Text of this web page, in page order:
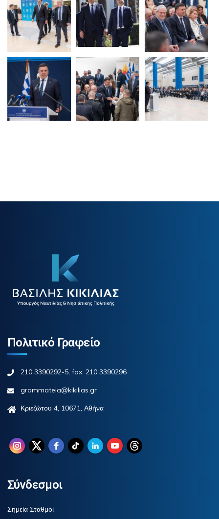
Πολιτικό Γραφείο
210 3390292-5, fax. 210 3390296
grammateia@kikilias.gr
Κριεζώτου 4, 10671, Αθήνα
Σύνδεσμοι
Σημεία Σταθμοί